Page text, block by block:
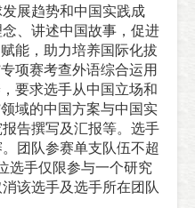
展趋势和中国实践成
、讲述中国故事，促进
能，助力培养国际化拔
项赛考查外语综合运用
要求选手从中国立场和
域的中国方案与中国实
告撰写及汇报等。选手
团队参赛单支队伍不超
选手仅限参与一个研究
该选手及选手所在团队